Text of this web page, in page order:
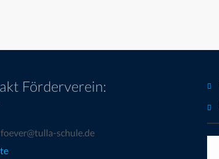
Förderverein:
schule.de